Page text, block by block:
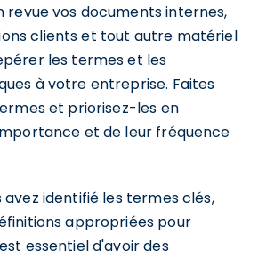
revue vos documents internes,
clients et tout autre matériel
les termes et les
à votre entreprise. Faites
et priorisez-les en
et de leur fréquence
avez identifié les termes clés,
appropriées pour
essentiel d'avoir des